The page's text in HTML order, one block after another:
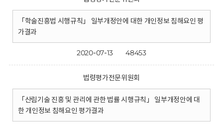
「학술진흥법 시행규칙」 일부개정안에 대한 개인정보 침해요인 평
가결과
2020-07-13 48453
법령평가전문위원회
「산림기술 진흥 및 관리에 관한 법률 시행규칙」 일부개정안에 대
한 개인정보 침해요인 평가결과